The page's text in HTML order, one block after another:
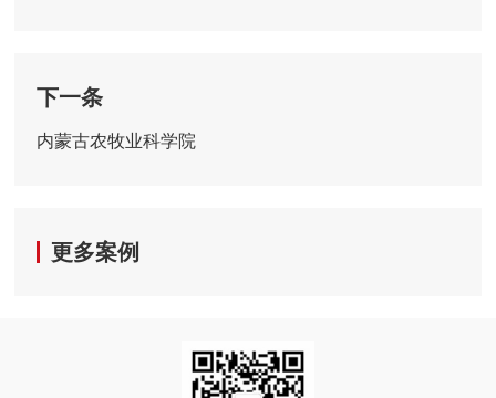
下一条
内蒙古农牧业科学院
更多案例